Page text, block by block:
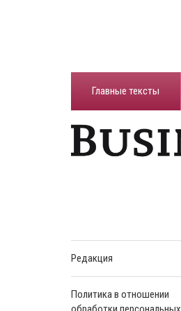
Главные тексты
Редакция
Политика в отношении